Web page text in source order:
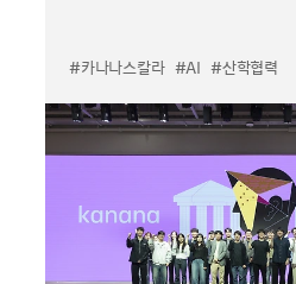
#카나나스칼라 #AI #산학협력